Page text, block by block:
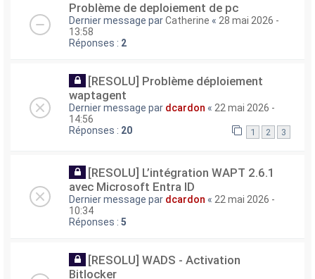
Problème de deploiement de pc
Dernier message parCatherine « 28 mai 2026 -
13:58
Réponses : 2
[RESOLU] Problème déploiement
waptagent
Dernier message par dcardon « 22 mai 2026 -
14:56
Réponses : 20 1 2 3
[RESOLU] L’intégration WAPT 2.6.1
avec Microsoft Entra ID
Dernier message par dcardon « 22 mai 2026 -
10:34
Réponses : 5
[RESOLU] WADS - Activation
Bitlocker